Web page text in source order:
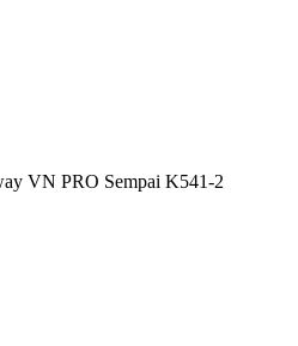
VN PRO Sempai K541-2